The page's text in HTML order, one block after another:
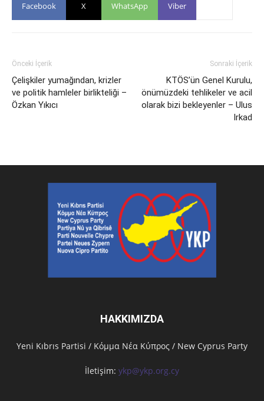
Facebook X WhatsApp Viber
Önceki İçerik
Çelişkiler yumağından, krizler
ve politik hamleler birlikteliği –
Özkan Yıkıcı
Sonraki İçerik
KTÖS’ün Genel Kurulu,
önümüzdeki tehlikeler ve acil
olarak bizi bekleyenler – Ulus
Irkad
HAKKIMIZDA
Υeni Kıbrıs Partisi / Κόμμα Νέα Κύπρος / New Cyprus Party
İletişim: ykp@ykp.org.cy